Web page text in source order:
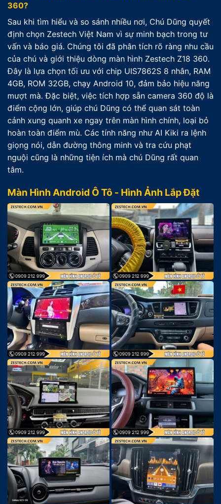
360?
Sau khi tìm hiểu và so sánh nhiều nơi, Chú Dũng quyết
định chọn Zestech Việt Nam vì sự minh bạch trong tư
vấn và báo giá. Chúng tôi đã phân tích rõ ràng nhu cầu
của chú và giới thiệu dòng màn hình Zestech Z18 360.
Đây là lựa chọn tối ưu với chip UIS7862S 8 nhân, RAM
4GB, ROM 32GB, chạy Android 10, đảm bảo hiệu năng
mượt mà. Đặc biệt, việc tích hợp sẵn camera 360 độ là
điểm cộng lớn, giúp chú Dũng có thể quan sát toàn
cảnh xung quanh xe ngay trên màn hình chính, loại bỏ
hoàn toàn điểm mù. Các tính năng như AI Kiki ra lệnh
giọng nói, dẫn đường thông minh và tra cứu phạt
nguội cũng là những tiện ích mà chú Dũng rất quan
tâm.
Màn Hình Android Ô Tô - Hình Ảnh Lắp Đặt